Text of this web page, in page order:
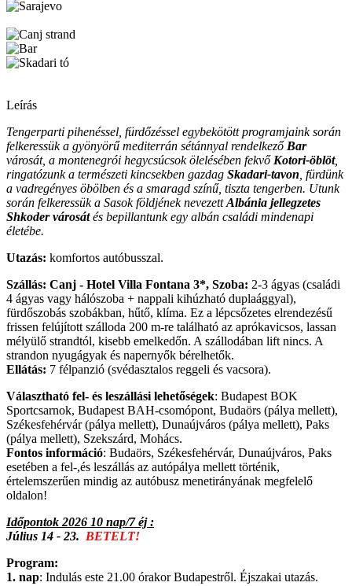
Leírás
Tengerparti pihenéssel, fürdőzéssel egybekötött programjaink során
felkeressük a gyönyörű mediterrán sétánnyal rendelkezőBar
városát, a montenegrói hegycsúcsok ölelésében fekvőKotori-öblöt,
ringatózunk a természeti kincsekben gazdag Skadari-tavon, fürdünk
a vadregényes öbölben és a smaragd színű, tiszta tengerben. Utunk
során felkeressük a Sasok földjének nevezettAlbánia jellegzetes
Shkoder városátés bepillantunk egy albán családi mindenapi
életébe.
Utazás: komfortos autóbusszal.
Szállás: Canj - Hotel Villa Fontana 3*, Szoba: 2-3 ágyas (családi
4 ágyas vagy hálószoba + nappali kihúzható duplaággyal),
fürdőszobás szobákban, hűtő, klíma. Ez a lépcsőzetes elrendezésű
frissen felújított szálloda 200 m-re található az aprókavicsos, lassan
mélyülő strandtól, kisebb emelkedőn. A szállodában lift nincs. A
strandon nyugágyak és napernyők bérelhetők.
Ellátás: 7 félpanzió (svédasztalos reggeli és vacsora).
Választható fel- és leszállási lehetőségek: Budapest BOK
Sportcsarnok, Budapest BAH-csomópont, Budaörs (pálya mellett),
Székesfehérvár (pálya mellett), Dunaújváros (pálya mellett), Paks
(pálya mellett), Szekszárd, Mohács.
Fontos információ: Budaörs, Székesfehérvár, Dunaújváros, Paks
esetében a fel-,és leszállás az autópálya mellett történik,
értelemszerűen mindig az autóbusz menetirányának megfelelő
oldalon!
Időpontok 2026 10 nap/7 éj :
Július 14 - 23. BETELT!
Program:
1. nap: Indulás este 21.00 órakor Budapestről. Éjszakai utazás.